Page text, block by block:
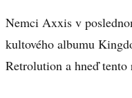
Nemci Axxis v
kultového albumu
Retrolution a hneď